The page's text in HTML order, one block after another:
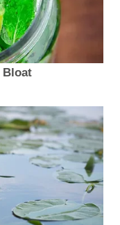
Bloat